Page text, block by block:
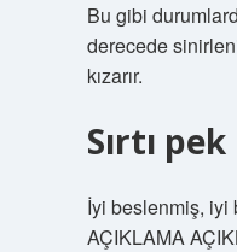
Bu gibi
derecede
kızarır.
Sırtı
İyi beslenmiş, iyi
AÇIKLAMA